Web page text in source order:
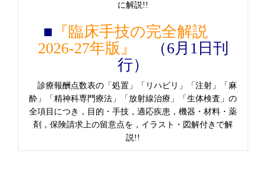
に解説!!
■ 『臨床手技の完全解説
2026-27年版』
（6月1日刊
行）
診療報酬点数表の「処置」「リハビリ」「注射」「麻
酔」「精神科専門療法」「放射線治療」「生体検査」の
全項目につき，目的・手技，適応疾患，機器・材料・薬
剤，保険請求上の留意点を，イラスト・図解付きで解
説!!